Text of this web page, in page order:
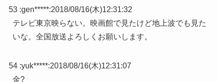
53 :gen*****:2018/08/16(木)12:31:32
テレビ東京映らない。映画館で見たけど地上波でも見た
いな。全国放送よろしくお願いします。
54 :yuk*****:2018/08/16(木)12:31:07
金?